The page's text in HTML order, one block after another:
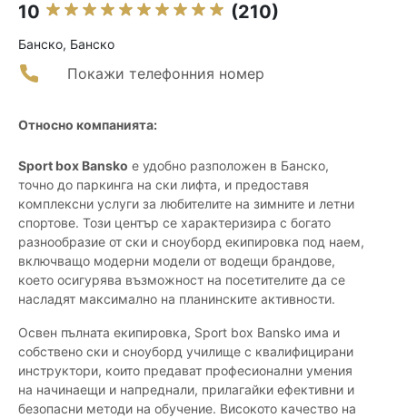
10 (210)
Банско, Банско
Покажи телефонния номер
Относно компанията:
Sport box Bansko е удобно разположен в Банско,
точно до паркинга на ски лифта, и предоставя
комплексни услуги за любителите на зимните и летни
спортове. Този център се характеризира с богато
разнообразие от ски и сноуборд екипировка под наем,
включващо модерни модели от водещи брандове,
което осигурява възможност на посетителите да се
насладят максимално на планинските активности.
Освен пълната екипировка, Sport box Bansko има и
собствено ски и сноуборд училище с квалифицирани
инструктори, които предават професионални умения
на начинаещи и напреднали, прилагайки ефективни и
безопасни методи на обучение. Високото качество на